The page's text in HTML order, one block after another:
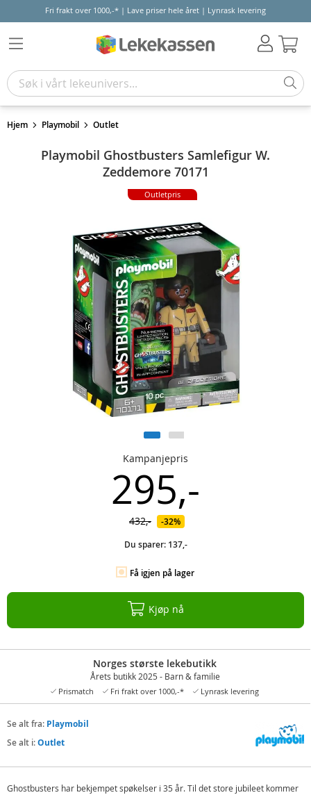
Fri frakt over 1000,-* | Lave priser hele året | Lynrask levering
Hjem Playmobil Outlet
Playmobil Ghostbusters Samlefigur W.
Zeddemore 70171
Outletpris
Kampanjepris
295,-
432,-
32%
Du sparer: 137,-
Få igjen på lager
Kjøp nå
Norges største lekebutikk
Årets butikk 2025 - Barn & familie
Prismatch Fri frakt over 1000,-* Lynrask levering
Se alt fra: Playmobil
Se alt i:Outlet
Ghostbusters har bekjempet spøkelser i 35 år. Til det store jubileet kommer